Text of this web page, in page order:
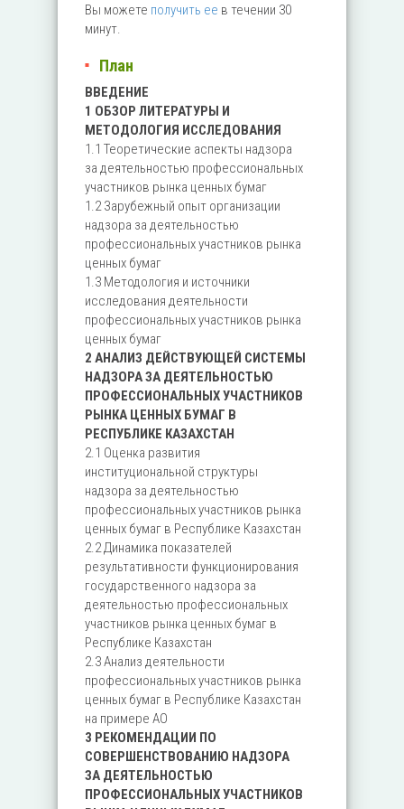
Вы можете получить ее в течении 30
минут.
План
ВВЕДЕНИЕ
1 ОБЗОР ЛИТЕРАТУРЫ И
МЕТОДОЛОГИЯ ИССЛЕДОВАНИЯ
1.1 Теоретические аспекты надзора
за деятельностью профессиональных
участников рынка ценных бумаг
1.2 Зарубежный опыт организации
надзора за деятельностью
профессиональных участников рынка
ценных бумаг
1.3 Методология и источники
исследования деятельности
профессиональных участников рынка
ценных бумаг
2 АНАЛИЗ ДЕЙСТВУЮЩЕЙ СИСТЕМЫ
НАДЗОРА ЗА ДЕЯТЕЛЬНОСТЬЮ
ПРОФЕССИОНАЛЬНЫХ УЧАСТНИКОВ
РЫНКА ЦЕННЫХ БУМАГ В
РЕСПУБЛИКЕ КАЗАХСТАН
2.1 Оценка развития
институциональной структуры
надзора за деятельностью
профессиональных участников рынка
ценных бумаг в Республике Казахстан
2.2 Динамика показателей
результативности функционирования
государственного надзора за
деятельностью профессиональных
участников рынка ценных бумаг в
Республике Казахстан
2.3 Анализ деятельности
профессиональных участников рынка
ценных бумаг в Республике Казахстан
на примере АО
3 РЕКОМЕНДАЦИИ ПО
СОВЕРШЕНСТВОВАНИЮ НАДЗОРА
ЗА ДЕЯТЕЛЬНОСТЬЮ
ПРОФЕССИОНАЛЬНЫХ УЧАСТНИКОВ